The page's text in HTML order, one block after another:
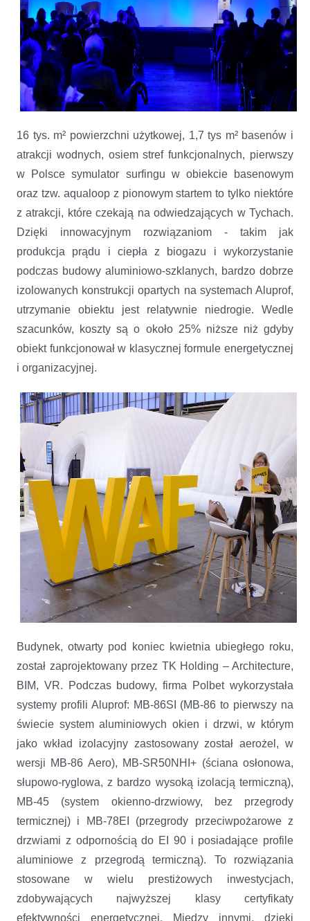
16 tys. m² powierzchni użytkowej, 1,7 tys m² basenów i
atrakcji wodnych, osiem stref funkcjonalnych, pierwszy
w Polsce symulator surfingu w obiekcie basenowym
oraz tzw. aqualoop z pionowym startem to tylko niektóre
z atrakcji, które czekają na odwiedzających w Tychach.
Dzięki innowacyjnym rozwiązaniom - takim jak
produkcja prądu i ciepła z biogazu i wykorzystanie
podczas budowy aluminiowo-szklanych, bardzo dobrze
izolowanych konstrukcji opartych na systemach Aluprof,
utrzymanie obiektu jest relatywnie niedrogie. Wedle
szacunków, koszty są o około 25% niższe niż gdyby
obiekt funkcjonował w klasycznej formule energetycznej
i organizacyjnej.
Budynek, otwarty pod koniec kwietnia ubiegłego roku,
został zaprojektowany przez TK Holding – Architecture,
BIM, VR. Podczas budowy, firma Polbet wykorzystała
systemy profili Aluprof: MB-86SI (MB-86 to pierwszy na
świecie system aluminiowych okien i drzwi, w którym
jako wkład izolacyjny zastosowany został aerożel, w
wersji MB-86 Aero), MB-SR50NHI+ (ściana osłonowa,
słupowo-ryglowa, z bardzo wysoką izolacją termiczną),
MB-45 (system okienno-drzwiowy, bez przegrody
termicznej) i MB-78EI (przegrody przeciwpożarowe z
drzwiami z odpornością do EI 90 i posiadające profile
aluminiowe z przegrodą termiczną). To rozwiązania
stosowane w wielu prestiżowych inwestycjach,
zdobywających najwyższej klasy certyfikaty
efektywności energetycznej. Między innymi, dzięki